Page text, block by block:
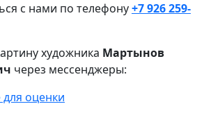
с нами по телефону+7 926 259-
художника Мартынов
через мессенджеры:
для оценки